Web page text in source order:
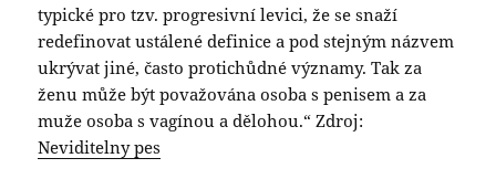
typické pro tzv. progresivní levici, že se snaží
redefinovat ustálené definice a pod stejným názvem
ukrývat jiné, často protichůdné významy. Tak za
ženu může být považována osoba s penisem a za
muže osoba s vagínou a dělohou.“ Zdroj:
Neviditelny pes